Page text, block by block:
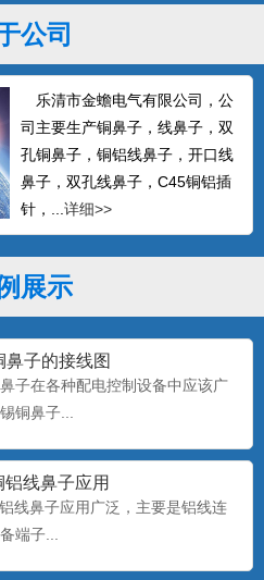
公司
乐清市金蟾电气有限公司，公
司主要生产铜鼻子，线鼻子，双
孔铜鼻子，铜铝线鼻子，开口线
鼻子，双孔线鼻子，C45铜铝插
针，...详细>>
展示
鼻子的接线图
子在各种配电控制设备中应该广
铜鼻子...
铝线鼻子应用
线鼻子应用广泛，主要是铝线连
端子...